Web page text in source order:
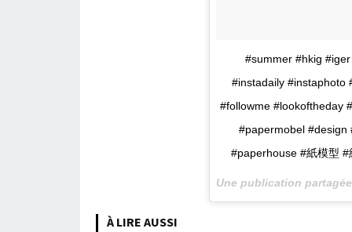
#summer #hkig
#instadaily #instaphoto
#followme #lookoftheday
#papermobel #design
#paperhouse #紙模型
Une publication
À LIRE AUSSI